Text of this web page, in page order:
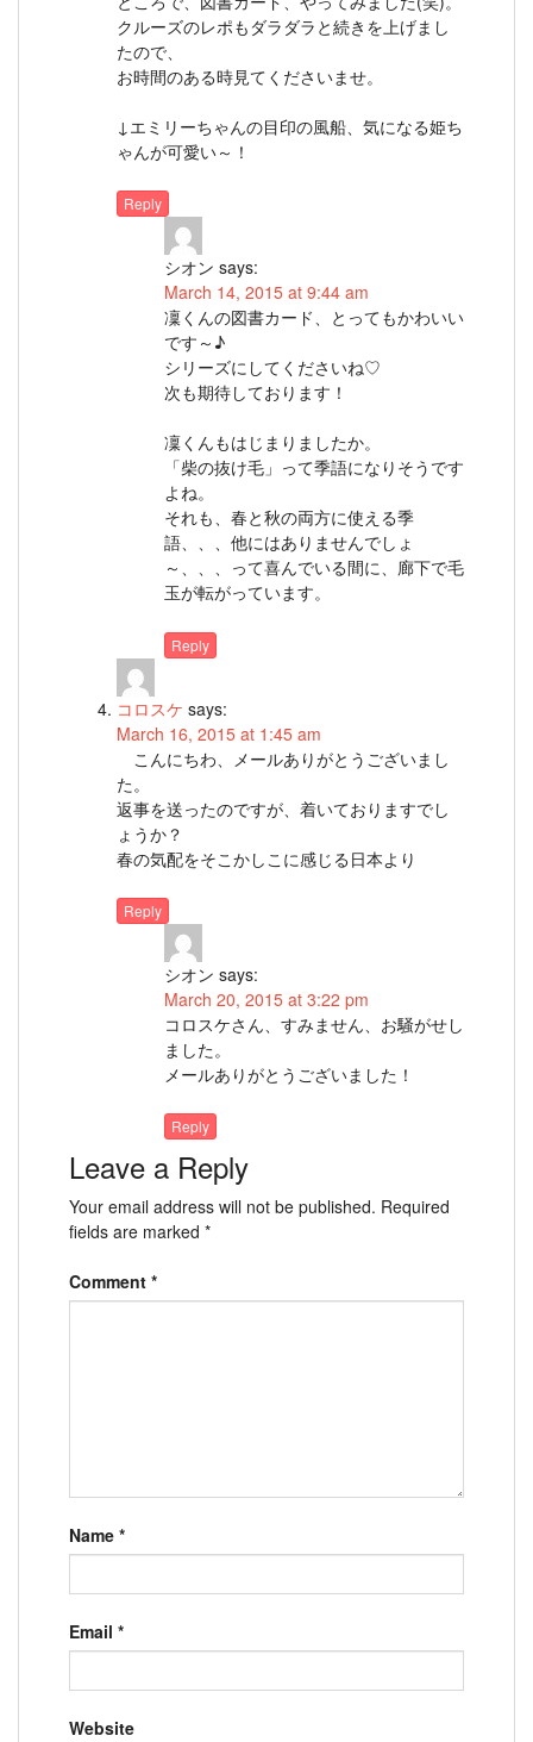
クルーズのレポもダラダラと続きを上げまし
たので、
お時間のある時見てくださいませ。
↓エミリーちゃんの目印の風船、気になる姫ち
ゃんが可愛い～！
Reply
シオン says:
March 14, 2015 at 9:44 am
凜くんの図書カード、とってもかわいい
です～♪
シリーズにしてくださいね♡
次も期待しております！
凜くんもはじまりましたか。
「柴の抜け毛」って季語になりそうです
よね。
それも、春と秋の両方に使える季
語、、、他にはありませんでしょ
～、、、って喜んでいる間に、廊下で毛
玉が転がっています。
Reply
コロスケ says:
March 16, 2015 at 1:45 am
こんにちわ、メールありがとうございまし
た。
返事を送ったのですが、着いておりますでし
ょうか？
春の気配をそこかしこに感じる日本より
Reply
シオン says:
March 20, 2015 at 3:22 pm
コロスケさん、すみません、お騒がせし
ました。
メールありがとうございました！
Reply
Leave a Reply
Your email address will not be published. Required
fields are marked *
Comment *
Name *
Email *
Website